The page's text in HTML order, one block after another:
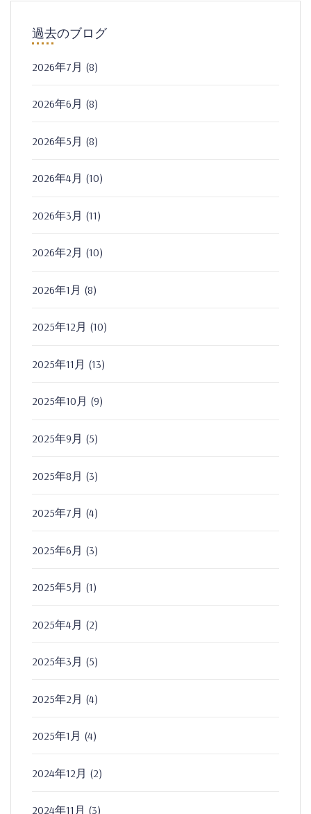
過去のブログ
2026年7月 (8)
2026年6月 (8)
2026年5月 (8)
2026年4月 (10)
2026年3月 (11)
2026年2月 (10)
2026年1月 (8)
2025年12月 (10)
2025年11月 (13)
2025年10月 (9)
2025年9月 (5)
2025年8月 (3)
2025年7月 (4)
2025年6月 (3)
2025年5月 (1)
2025年4月 (2)
2025年3月 (5)
2025年2月 (4)
2025年1月 (4)
2024年12月 (2)
2024年11月 (3)